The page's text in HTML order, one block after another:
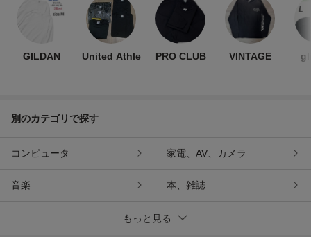
GILDAN United Athle PRO CLUB VINTAGE
別のカテゴリで探す
コンピュータ 家電、AV、カメラ
音楽 本、雑誌
もっと見る